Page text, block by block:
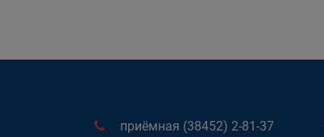
приёмная (38452) 2-81-37